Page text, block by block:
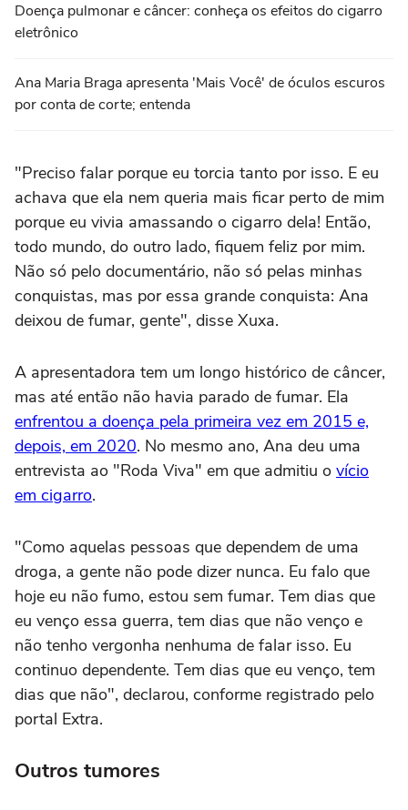
Doença pulmonar e câncer: conheça os efeitos do cigarro
eletrônico
Ana Maria Braga apresenta 'Mais Você' de óculos escuros
por conta de corte; entenda
"Preciso falar porque eu torcia tanto por isso. E eu
achava que ela nem queria mais ficar perto de mim
porque eu vivia amassando o cigarro dela! Então,
todo mundo, do outro lado, fiquem feliz por mim.
Não só pelo documentário, não só pelas minhas
conquistas, mas por essa grande conquista: Ana
deixou de fumar, gente", disse Xuxa.
A apresentadora tem um longo histórico de câncer,
mas até então não havia parado de fumar. Ela
enfrentou a doença pela primeira vez em 2015 e,
depois, em 2020. No mesmo ano, Ana deu uma
entrevista ao "Roda Viva" em que admitiu o vício
em cigarro.
"Como aquelas pessoas que dependem de uma
droga, a gente não pode dizer nunca. Eu falo que
hoje eu não fumo, estou sem fumar. Tem dias que
eu venço essa guerra, tem dias que não venço e
não tenho vergonha nenhuma de falar isso. Eu
continuo dependente. Tem dias que eu venço, tem
dias que não", declarou, conforme registrado pelo
portal Extra.
Outros tumores